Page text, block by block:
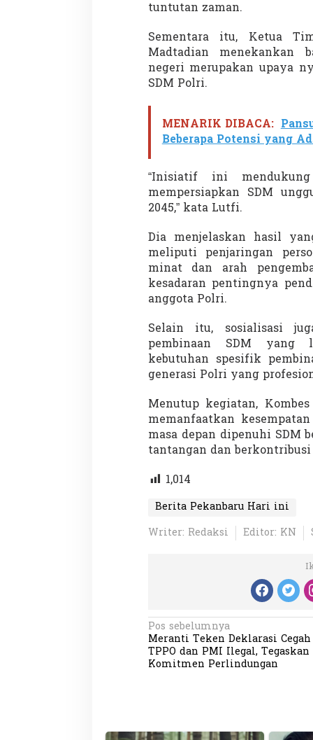
tuntutan zaman.
Sementara itu, Ketua
Madtadian menekankan
negeri merupakan upaya
SDM Polri.
MENARIK DIBACA:
Beberapa Potensi yang
“Inisiatif ini
mempersiapkan SDM
2045,” kata Lutfi.
Dia menjelaskan hasil
meliputi penjaringan
minat dan arah
kesadaran pentingnya
anggota Polri.
Selain itu, sosialisasi
pembinaan SDM yang
kebutuhan spesifik
generasi Polri yang
Menutup kegiatan,
memanfaatkan
masa depan dipenuhi SDM
tantangan dan berkontribusi
1,014
Berita Pekanbaru Hari ini
Writer: Redaksi
Editor: KN
N
a
v
a
Pos sebelumnya
Meranti Teken Deklarasi Cegah
TPPO dan PMI Ilegal, Tegaskan
Komitmen Perlindungan
Penembakan
Utah: Pelaku
Masih Buron
Di GLOBAL, SOROTAN
Partisipasi
Diadakan di